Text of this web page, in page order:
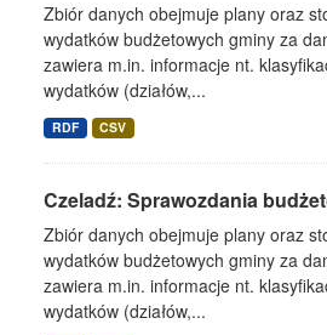
Zbiór danych obejmuje plany oraz
wydatków budżetowych gminy za
zawiera m.in. informacje nt.
wydatków (działów,...
RDF CSV
Czeladź: Sprawozdania
Zbiór danych obejmuje plany oraz
wydatków budżetowych gminy za
zawiera m.in. informacje nt.
wydatków (działów,...